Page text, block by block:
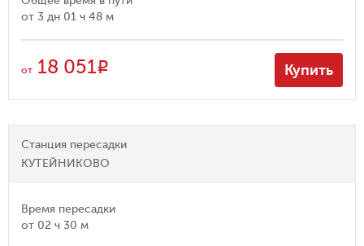
от 3 дн 01 ч 48 м
от 18 051R Купить
Станция пересадки
КУТЕЙНИКОВО
Время пересадки
от 02 ч 30 м